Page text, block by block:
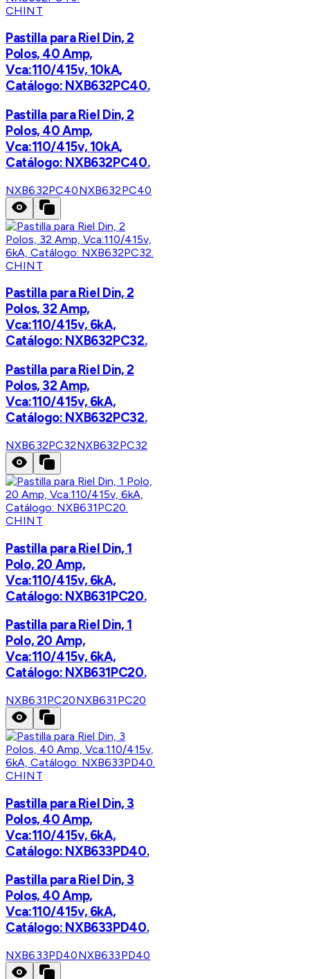
CHINT
Pastilla para Riel Din, 2
Polos, 40 Amp,
Vca:110/415v, 10kA,
Catálogo: NXB632PC40.
Pastilla para Riel Din, 2
Polos, 40 Amp,
Vca:110/415v, 10kA,
Catálogo: NXB632PC40.
NXB632PC40NXB632PC40
CHINT
Pastilla para Riel Din, 2
Polos, 32 Amp,
Vca:110/415v, 6kA,
Catálogo: NXB632PC32.
Pastilla para Riel Din, 2
Polos, 32 Amp,
Vca:110/415v, 6kA,
Catálogo: NXB632PC32.
NXB632PC32NXB632PC32
CHINT
Pastilla para Riel Din, 1
Polo, 20 Amp,
Vca:110/415v, 6kA,
Catálogo: NXB631PC20.
Pastilla para Riel Din, 1
Polo, 20 Amp,
Vca:110/415v, 6kA,
Catálogo: NXB631PC20.
NXB631PC20NXB631PC20
CHINT
Pastilla para Riel Din, 3
Polos, 40 Amp,
Vca:110/415v, 6kA,
Catálogo: NXB633PD40.
Pastilla para Riel Din, 3
Polos, 40 Amp,
Vca:110/415v, 6kA,
Catálogo: NXB633PD40.
NXB633PD40NXB633PD40